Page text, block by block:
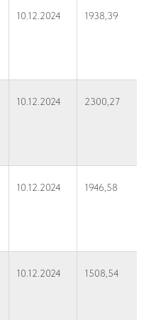
10.12.2024 1938,39
10.12.2024 2300,27
10.12.2024 1946,58
10.12.2024 1508,54